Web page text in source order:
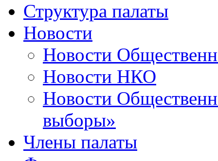
Структура палаты
Новости
Новости
Новости НКО
Новости
выборы»
Члены палаты